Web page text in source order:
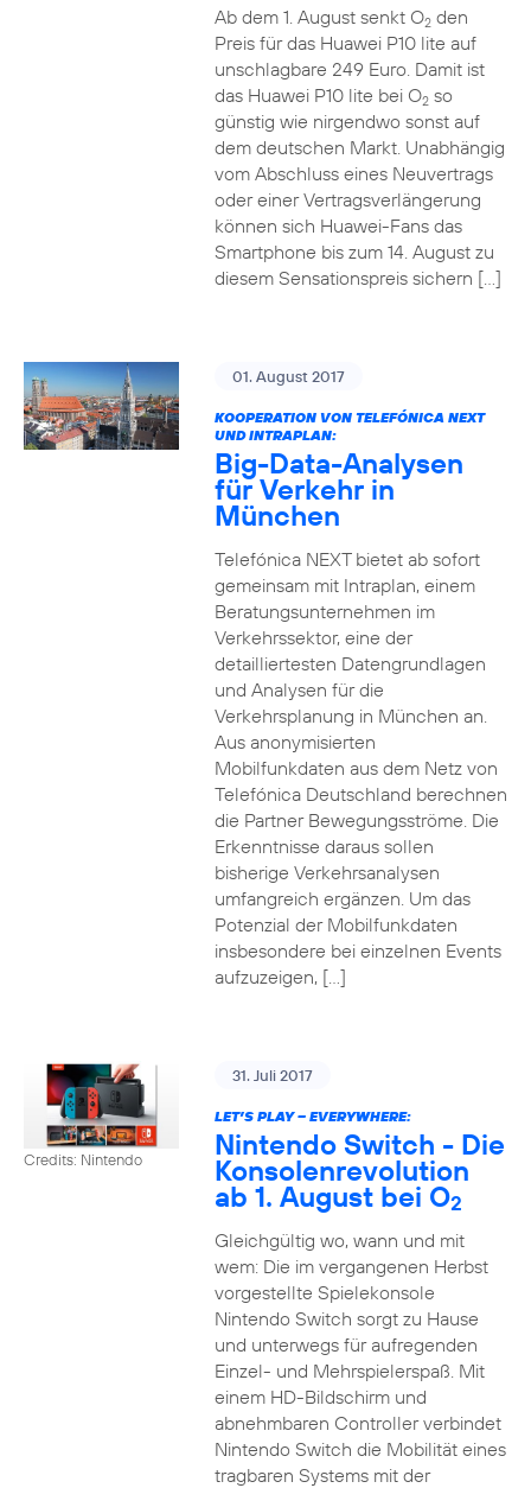
Ab dem 1. August senkt O2den
Preis für das Huawei P10 lite auf
unschlagbare 249 Euro. Damit ist
das Huawei P10 lite bei O2so
günstig wie nirgendwo sonst auf
dem deutschen Markt. Unabhängig
vom Abschluss eines Neuvertrags
oder einer Vertragsverlängerung
können sich Huawei-Fans das
Smartphone bis zum 14. August zu
diesem Sensationspreis sichern […]
01. August 2017
KOOPERATION VON TELEFÓNICA NEXT
UND INTRAPLAN:
Big-Data-Analysen
für Verkehr in
München
Telefónica NEXT bietet ab sofort
gemeinsam mit Intraplan, einem
Beratungsunternehmen im
Verkehrssektor, eine der
detailliertesten Datengrundlagen
und Analysen für die
Verkehrsplanung in München an.
Aus anonymisierten
Mobilfunkdaten aus dem Netz von
Telefónica Deutschland berechnen
die Partner Bewegungsströme. Die
Erkenntnisse daraus sollen
bisherige Verkehrsanalysen
umfangreich ergänzen. Um das
Potenzial der Mobilfunkdaten
insbesondere bei einzelnen Events
aufzuzeigen, […]
Credits: Nintendo
31. Juli 2017
LET’S PLAY – EVERYWHERE:
Nintendo Switch - Die
Konsolenrevolution
ab 1. August bei O2
Gleichgültig wo, wann und mit
wem: Die im vergangenen Herbst
vorgestellte Spielekonsole
Nintendo Switch sorgt zu Hause
und unterwegs für aufregenden
Einzel- und Mehrspielerspaß. Mit
einem HD-Bildschirm und
abnehmbaren Controller verbindet
Nintendo Switch die Mobilität eines
tragbaren Systems mit der